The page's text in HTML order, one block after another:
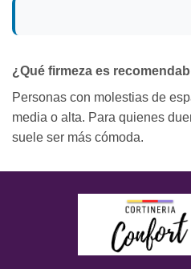
¿Qué firmeza es
Personas con molestias de
media o alta. Para quienes
suele ser más cómoda.